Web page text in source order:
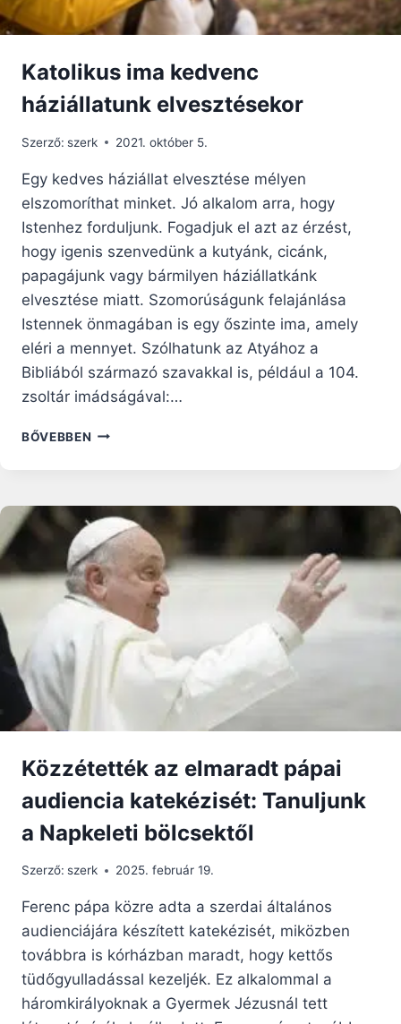
Katolikus ima kedvenc
háziállatunk elvesztésekor
Szerző: szerk 2021. október 5.
Egy kedves háziállat elvesztése mélyen
elszomoríthat minket. Jó alkalom arra, hogy
Istenhez forduljunk. Fogadjuk el azt az érzést,
hogy igenis szenvedünk a kutyánk, cicánk,
papagájunk vagy bármilyen háziállatkánk
elvesztése miatt. Szomorúságunk felajánlása
Istennek önmagában is egy őszinte ima, amely
eléri a mennyet. Szólhatunk az Atyához a
Bibliából származó szavakkal is, például a 104.
zsoltár imádságával:…
BŐVEBBEN KATOLIKUS
ELVESZTÉSEKOR
Közzétették az elmaradt pápai
audiencia katekézisét: Tanuljunk
a Napkeleti bölcsektől
Szerző: szerk 2025. február 19.
Ferenc pápa közre adta a szerdai általános
audienciájára készített katekézisét, miközben
továbbra is kórházban maradt, hogy kettős
tüdőgyulladással kezeljék. Ez alkalommal a
háromkirályoknak a Gyermek Jézusnál tett